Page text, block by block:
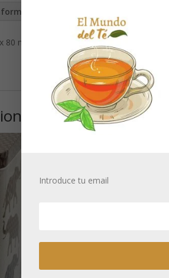
adicional
80 mm
Introduce tu email